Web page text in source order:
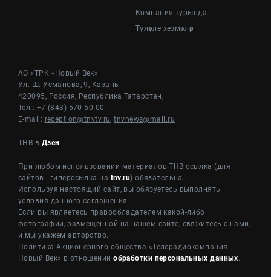
Компания турында
Түләүле хезмәтләр
АО «ТРК «Новый Век»
Ул. Ш. Усманова, 9, Казань
420095, Россия, Республика Татарстан,
Тел.: +7 (843) 570-50-00
E-mail: reception@tnvtv.ru,tnvnews@mail.ru
ТНВ в Дзен
При любом использовании материалов ТНВ ссылка (для
сайтов - гиперссылка на tnv.ru) обязательна.
Используя настоящий сайт, вы обязуетесь выполнять
условия данного соглашения.
Если вы являетесь правообладателем какой-либо
фотографии, размещенной на нашем сайте, свяжитесь с нами,
и мы укажем авторство.
Политика Акционерного общества «Телерадиокомпания
Новый Век» в отношенииобработки персональных данных.